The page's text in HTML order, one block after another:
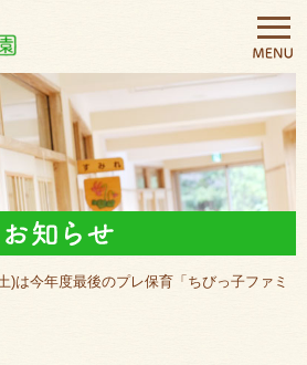
)は今年度最後のプレ保育「ちびっ子ファミ